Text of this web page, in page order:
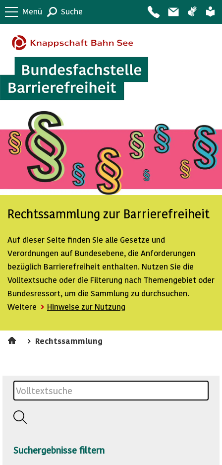
Menü Suche
Rechtssammlung zur Barrierefreiheit
Auf dieser Seite finden Sie alle Gesetze und
Verordnungen auf Bundesebene, die Anforderungen
bezüglich Barrierefreiheit enthalten. Nutzen Sie die
Volltextsuche oder die Filterung nach Themengebiet oder
Bundesressort, um die Sammlung zu durchsuchen.
Weitere
Hinweise zur Nutzung
Rechtssammlung
Suchergebnisse filtern